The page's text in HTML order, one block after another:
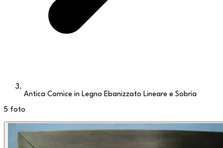
Antica Cornice in Legno Ebanizzato Lineare e Sobria
5 foto